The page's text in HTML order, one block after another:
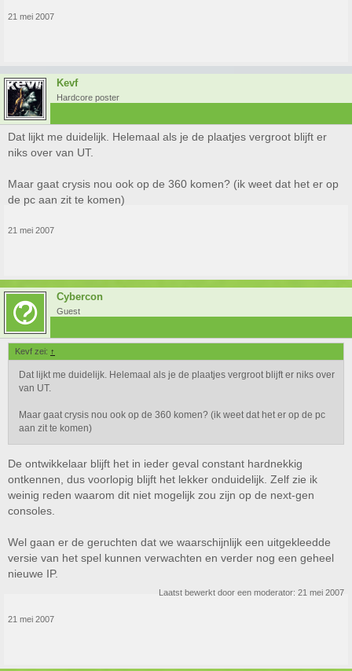
21 mei 2007
Kevf
Hardcore poster
Dat lijkt me duidelijk. Helemaal als je de plaatjes vergroot blijft er
niks over van UT.
Maar gaat crysis nou ook op de 360 komen? (ik weet dat het er op
de pc aan zit te komen)
21 mei 2007
Cybercon
Guest
Kevf zei: ↑
Dat lijkt me duidelijk. Helemaal als je de plaatjes vergroot blijft er niks over
van UT.
Maar gaat crysis nou ook op de 360 komen? (ik weet dat het er op de pc
aan zit te komen)
De ontwikkelaar blijft het in ieder geval constant hardnekkig
ontkennen, dus voorlopig blijft het lekker onduidelijk. Zelf zie ik
weinig reden waarom dit niet mogelijk zou zijn op de next-gen
consoles.
Wel gaan er de geruchten dat we waarschijnlijk een uitgekleedde
versie van het spel kunnen verwachten en verder nog een geheel
nieuwe IP.
Laatst bewerkt door een moderator: 21 mei 2007
21 mei 2007